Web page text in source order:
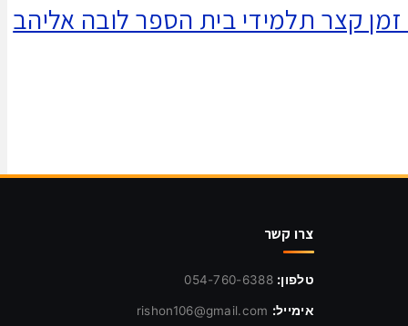
קצר תלמידי בית הספר לובה אליהב
צרו קשר
טלפון: 054-760-6388
אימייל: rishon106@gmail.com